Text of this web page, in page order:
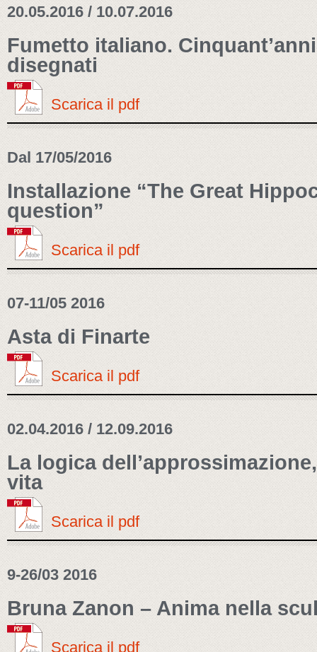
20.05.2016 / 10.07.2016
Fumetto italiano.
disegnati
Scarica il pdf
Dal 17/05/2016
Installazione “The Great
question”
Scarica il pdf
07-11/05 2016
Asta di Finarte
Scarica il pdf
02.04.2016 / 12.09.2016
La logica
vita
Scarica il pdf
9-26/03 2016
Bruna Zanon – Anima nella
Scarica il pdf